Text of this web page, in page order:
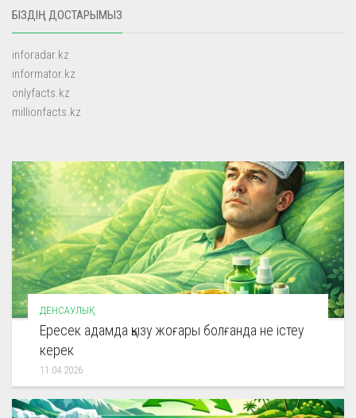
БІЗДІҢ ДОСТАРЫМЫЗ
inforadar.kz
informator.kz
onlyfacts.kz
millionfacts.kz
ДЕНСАУЛЫҚ
Ересек адамда қызу жоғары болғанда не істеу
керек
11.04.2026